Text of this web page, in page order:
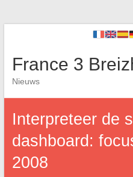
France 3
Nieuws
Interpreteer de
dashboard:
2008